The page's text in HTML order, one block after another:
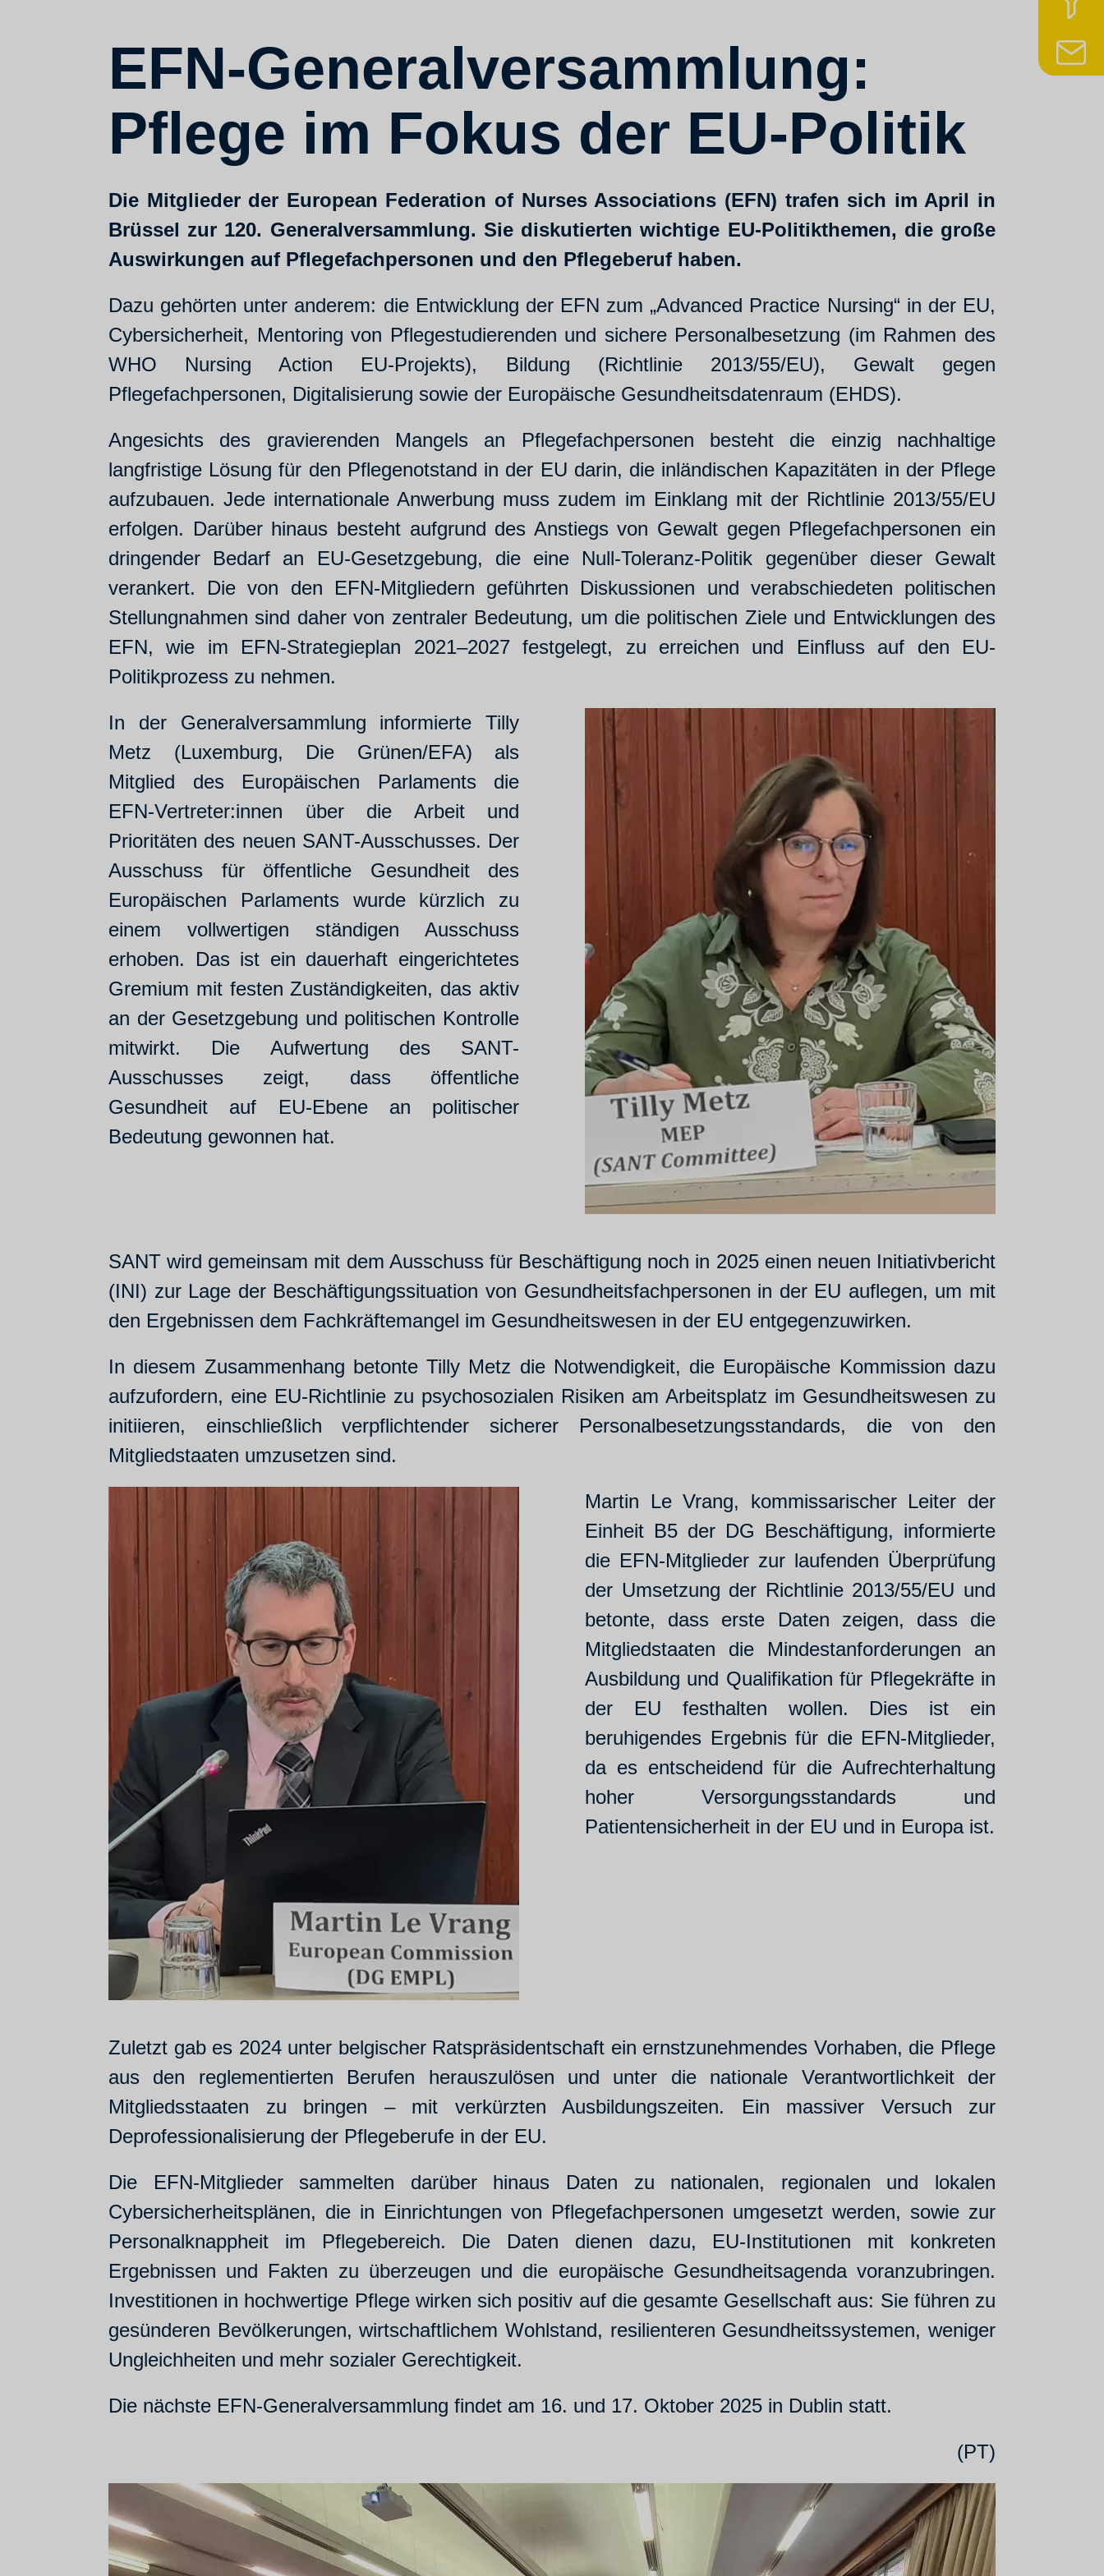
EFN-Generalversammlung:
Pflege im Fokus der EU-Politik
Die Mitglieder der European Federation of Nurses Associations (EFN) trafen sich im April in
Brüssel zur 120. Generalversammlung. Sie diskutierten wichtige EU-Politikthemen, die große
Auswirkungen auf Pflegefachpersonen und den Pflegeberuf haben.
Dazu gehörten unter anderem: die Entwicklung der EFN zum „Advanced Practice Nursing“ in der EU,
Cybersicherheit, Mentoring von Pflegestudierenden und sichere Personalbesetzung (im Rahmen des
WHO Nursing Action EU-Projekts), Bildung (Richtlinie 2013/55/EU), Gewalt gegen
Pflegefachpersonen, Digitalisierung sowie der Europäische Gesundheitsdatenraum (EHDS).
Angesichts des gravierenden Mangels an Pflegefachpersonen besteht die einzig nachhaltige
langfristige Lösung für den Pflegenotstand in der EU darin, die inländischen Kapazitäten in der Pflege
aufzubauen. Jede internationale Anwerbung muss zudem im Einklang mit der Richtlinie 2013/55/EU
erfolgen. Darüber hinaus besteht aufgrund des Anstiegs von Gewalt gegen Pflegefachpersonen ein
dringender Bedarf an EU-Gesetzgebung, die eine Null-Toleranz-Politik gegenüber dieser Gewalt
verankert. Die von den EFN-Mitgliedern geführten Diskussionen und verabschiedeten politischen
Stellungnahmen sind daher von zentraler Bedeutung, um die politischen Ziele und Entwicklungen des
EFN, wie im EFN-Strategieplan 2021–2027 festgelegt, zu erreichen und Einfluss auf den EU-
Politikprozess zu nehmen.
In der Generalversammlung informierte Tilly
Metz (Luxemburg, Die Grünen/EFA) als
Mitglied des Europäischen Parlaments die
EFN-Vertreter:innen über die Arbeit und
Prioritäten des neuen SANT-Ausschusses. Der
Ausschuss für öffentliche Gesundheit des
Europäischen Parlaments wurde kürzlich zu
einem vollwertigen ständigen Ausschuss
erhoben. Das ist ein dauerhaft eingerichtetes
Gremium mit festen Zuständigkeiten, das aktiv
an der Gesetzgebung und politischen Kontrolle
mitwirkt. Die Aufwertung des SANT-
Ausschusses zeigt, dass öffentliche
Gesundheit auf EU-Ebene an politischer
Bedeutung gewonnen hat.
SANT wird gemeinsam mit dem Ausschuss für Beschäftigung noch in 2025 einen neuen Initiativbericht
(INI) zur Lage der Beschäftigungssituation von Gesundheitsfachpersonen in der EU auflegen, um mit
den Ergebnissen dem Fachkräftemangel im Gesundheitswesen in der EU entgegenzuwirken.
In diesem Zusammenhang betonte Tilly Metz die Notwendigkeit, die Europäische Kommission dazu
aufzufordern, eine EU-Richtlinie zu psychosozialen Risiken am Arbeitsplatz im Gesundheitswesen zu
initiieren, einschließlich verpflichtender sicherer Personalbesetzungsstandards, die von den
Mitgliedstaaten umzusetzen sind.
Martin Le Vrang, kommissarischer Leiter der
Einheit B5 der DG Beschäftigung, informierte
die EFN-Mitglieder zur laufenden Überprüfung
der Umsetzung der Richtlinie 2013/55/EU und
betonte, dass erste Daten zeigen, dass die
Mitgliedstaaten die Mindestanforderungen an
Ausbildung und Qualifikation für Pflegekräfte in
der EU festhalten wollen. Dies ist ein
beruhigendes Ergebnis für die EFN-Mitglieder,
da es entscheidend für die Aufrechterhaltung
hoher Versorgungsstandards und
Patientensicherheit in der EU und in Europa ist.
Zuletzt gab es 2024 unter belgischer Ratspräsidentschaft ein ernstzunehmendes Vorhaben, die Pflege
aus den reglementierten Berufen herauszulösen und unter die nationale Verantwortlichkeit der
Mitgliedsstaaten zu bringen – mit verkürzten Ausbildungszeiten. Ein massiver Versuch zur
Deprofessionalisierung der Pflegeberufe in der EU.
Die EFN-Mitglieder sammelten darüber hinaus Daten zu nationalen, regionalen und lokalen
Cybersicherheitsplänen, die in Einrichtungen von Pflegefachpersonen umgesetzt werden, sowie zur
Personalknappheit im Pflegebereich. Die Daten dienen dazu, EU-Institutionen mit konkreten
Ergebnissen und Fakten zu überzeugen und die europäische Gesundheitsagenda voranzubringen.
Investitionen in hochwertige Pflege wirken sich positiv auf die gesamte Gesellschaft aus: Sie führen zu
gesünderen Bevölkerungen, wirtschaftlichem Wohlstand, resilienteren Gesundheitssystemen, weniger
Ungleichheiten und mehr sozialer Gerechtigkeit.
Die nächste EFN-Generalversammlung findet am 16. und 17. Oktober 2025 in Dublin statt.
(PT)